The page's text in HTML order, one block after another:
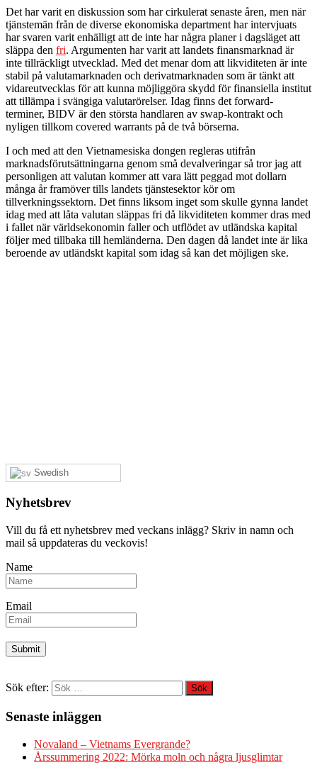
Det har varit en diskussion som har cirkulerat senaste åren, men när
tjänstemän från de diverse ekonomiska department har intervjuats
har svaren varit enhälligt att de inte har några planer i dagsläget att
släppa den fri. Argumenten har varit att landets finansmarknad är
inte tillräckligt utvecklad. Med det menar dom att likviditeten är inte
stabil på valutamarknaden och derivatmarknaden som är tänkt att
vidareutvecklas för att kunna möjliggöra skydd för finansiella institut
att tillämpa i svängiga valutarörelser. Idag finns det forward-
terminer, BIDV är den största handlaren av swap-kontrakt och
nyligen tillkom covered warrants på de två börserna.
I och med att den Vietnamesiska dongen regleras utifrån
marknadsförutsättningarna genom små devalveringar så tror jag att
personligen att valutan kommer att vara lätt peggad mot dollarn
många år framöver tills landets tjänstesektor kör om
tillverkningssektorn. Det finns liksom inget som skulle gynna landet
idag med att låta valutan släppas fri då likviditeten kommer dras med
i fallet när världsekonomin faller och utflödet av utländska kapital
följer med tillbaka till hemländerna. Den dagen då landet inte är lika
beroende av utländskt kapital som idag så kan det möjligen ske.
Swedish
Nyhetsbrev
Vill du få ett nyhetsbrev med veckans inlägg? Skriv in namn och
mail så uppdateras du veckovis!
Name
Email
Sök efter:
Senaste inläggen
Novaland – Vietnams Evergrande?
Årssummering 2022: Mörka moln och några ljusglimtar